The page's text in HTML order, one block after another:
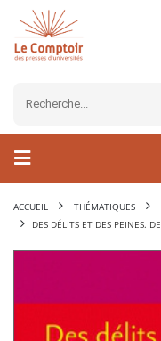
ACCUEIL THÉMATIQUES
DES DÉLITS ET DES PEINES.